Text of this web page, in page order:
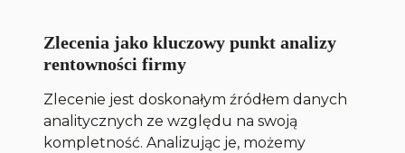
Zlecenia jako kluczowy punkt analizy
rentowności firmy
Zlecenie jest doskonałym źródłem danych
analitycznych ze względu na swoją
kompletność. Analizując je, możemy